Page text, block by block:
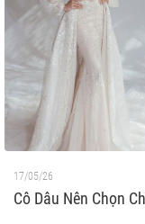
17/05/26
Cô Dâu Nên Chọn